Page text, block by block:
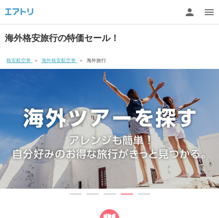
海外格安旅行の特価セール！
格安航空券 ＞海外格安航空券 ＞海外旅行